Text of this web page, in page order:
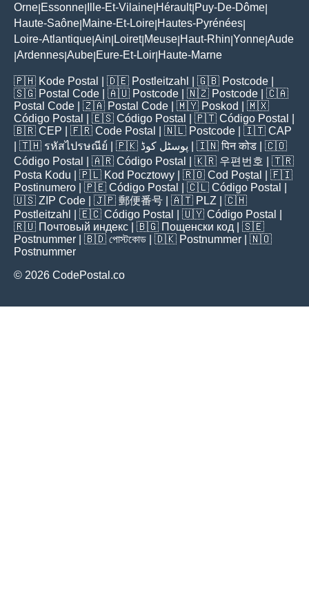
Orne Essonne Ille-Et-Vilaine Hérault| Puy-De-Dôme
Haute-Saône Maine-Et-Loire Hautes-Pyrénées
Loire-Atlantique Ain Loiret| Meuse Haut-Rhin Yonne Aude
Ardennes Aube Eure-Et-Loir Haute-Marne
🇵🇭 Kode Postal | 🇩🇪 Postleitzahl | 🇬🇧 Postcode
🇸🇬 Postal Code | 🇦🇺 Postcode | 🇳🇿 Postcode | 🇨🇦
Postal Code | 🇿🇦 Postal Code | 🇲🇾 Poskod
| 🇲🇽
Código Postal
| 🇪🇸 Código Postal | 🇵🇹 Código Postal
🇧🇷 CEP | 🇫🇷 Code Postal | 🇳🇱 Postcode | 🇮🇹 CAP
| 🇹🇭 รหัสไปรษณีย์ | 🇵🇰 پوسٹل کوڈ | 🇮🇳पिन कोड | 🇨🇴
Código Postal
| 🇦🇷 Código Postal | 🇰🇷 우편번호
| 🇹🇷
Posta Kodu | 🇵🇱 Kod Pocztowy | 🇷🇴 Cod Poștal
| 🇫🇮
Postinumero | 🇵🇪 Código Postal | 🇨🇱 Código Postal
🇺🇸 ZIP Code | 🇯🇵 郵便番号 | 🇦🇹 PLZ | 🇨🇭
Postleitzahl
| 🇪🇨 Código Postal | 🇺🇾 Código Postal
🇷🇺 Почтовый индекс | 🇧🇬 Пощенски код | 🇸🇪
Postnummer | 🇧🇩 পোস্টকোড | 🇩🇰 Postnummer | 🇳🇴
Postnummer
© 2026 CodePostal.co